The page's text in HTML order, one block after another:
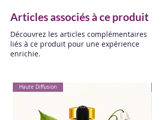
Articles associés à ce produit
Découvrez les articles complémentaires
liés à ce produit pour une expérience
enrichie.
Haute Diffusion